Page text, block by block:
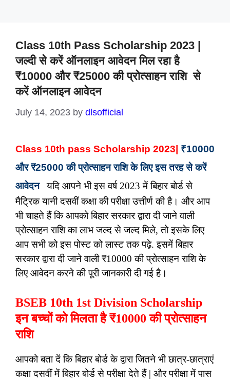
Class 10th Pass Scholarship 2023 |
जल्दी से करें ऑनलाइन आवेदन मिल रहा है
₹10000 और ₹25000 की प्रोत्साहन राशि से
करें ऑनलाइन आवेदन
July 14, 2023 by dlsofficial
Class 10th pass Scholarship 2023 ₹10000
और ₹25000 की प्रोत्साहन राशि के लिए इस तरह से करें
आवेदन
यदि आपने भी इस वर्ष 2023 में बिहार बोर्ड से
मैट्रिक यानी दसवीं कक्षा की परीक्षा उत्तीर्ण की है। और आप
भी चाहते हैं कि आपको बिहार सरकार द्वारा दी जाने वाली
प्रोत्साहन राशि का लाभ जल्द से जल्द मिले, तो इसके लिए
आप सभी को इस पोस्ट को लास्ट तक पढ़े. इसमें बिहार
सरकार द्वारा दी जाने वाली ₹10000 की प्रोत्साहन राशि के
लिए आवेदन करने की पूरी जानकारी दी गई है।
BSEB 10th 1st Division Scholarship
इन बच्चों को मिलता है ₹10000 की प्रोत्साहन
राशि
आपको बता दें कि बिहार बोर्ड के द्वारा जितने भी छात्र-छात्राएं
कक्षा दसवीं में बिहार बोर्ड से परीक्षा देते हैं | और परीक्षा में पास